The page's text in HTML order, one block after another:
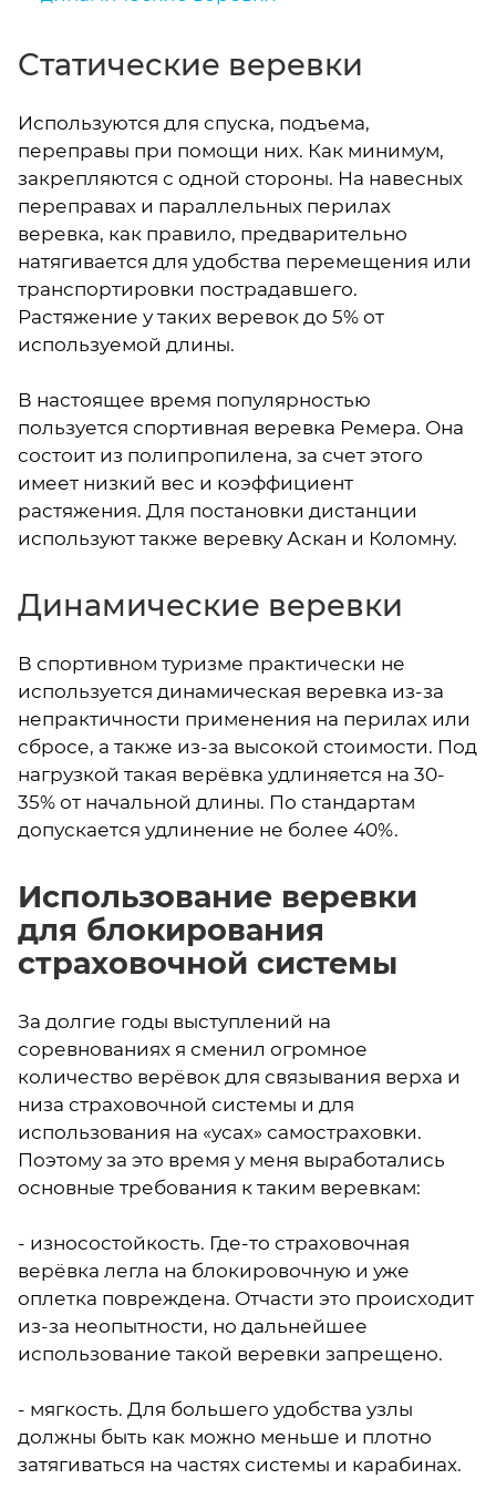
Статические веревки
Используются для спуска, подъема,
переправы при помощи них. Как минимум,
закрепляются с одной стороны. На навесных
переправах и параллельных перилах
веревка, как правило, предварительно
натягивается для удобства перемещения или
транспортировки пострадавшего.
Растяжение у таких веревок до 5% от
используемой длины.
В настоящее время популярностью
пользуется спортивная веревка Ремера. Она
состоит из полипропилена, за счет этого
имеет низкий вес и коэффициент
растяжения. Для постановки дистанции
используют также веревку Аскан и Коломну.
Динамические веревки
В спортивном туризме практически не
используется динамическая веревка из-за
непрактичности применения на перилах или
сбросе, а также из-за высокой стоимости. Под
нагрузкой такая верёвка удлиняется на 30-
35% от начальной длины. По стандартам
допускается удлинение не более 40%.
Использование веревки
для блокирования
страховочной системы
За долгие годы выступлений на
соревнованиях я сменил огромное
количество верёвок для связывания верха и
низа страховочной системы и для
использования на «усах» самостраховки.
Поэтому за это время у меня выработались
основные требования к таким веревкам:
- износостойкость. Где-то страховочная
верёвка легла на блокировочную и уже
оплетка повреждена. Отчасти это происходит
из-за неопытности, но дальнейшее
использование такой веревки запрещено.
- мягкость. Для большего удобства узлы
должны быть как можно меньше и плотно
затягиваться на частях системы и карабинах.